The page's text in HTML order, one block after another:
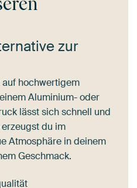
zur
hochwertigem
Aluminium- oder
lässt sich schnell und
du im
Atmosphäre in deinem
Geschmack.